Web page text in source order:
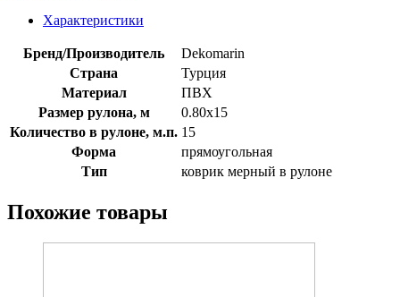
Характеристики
Бренд/Производитель
Dekomarin
Страна
Турция
Материал
ПВХ
Размер рулона, м
0.80х15
Количество в рулоне, м.п. 15
Форма
прямоугольная
Тип
коврик мерный в рулоне
Похожие товары